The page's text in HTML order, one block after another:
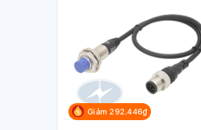
Giảm 292.446₫